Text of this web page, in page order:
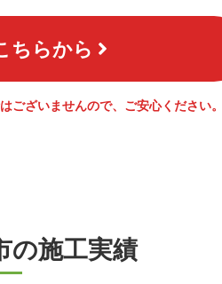
ちらから
ございませんので、ご安心ください。
の施工実績